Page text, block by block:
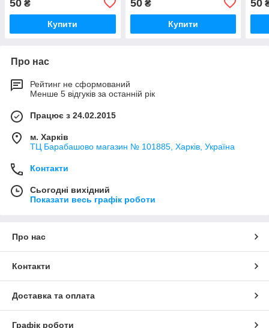
50 ₴
Купити
50₴
Купити
50
Про нас
Рейтинг не сформований
Менше 5 відгуків за останній рік
Працює з 24.02.2015
м. Харків
ТЦ Барабашово магазин № 101885, Харків, Україна
Контакти
Сьогодні вихідний
Показати весь графік роботи
Про нас
Контакти
Доставка та оплата
Графік роботи